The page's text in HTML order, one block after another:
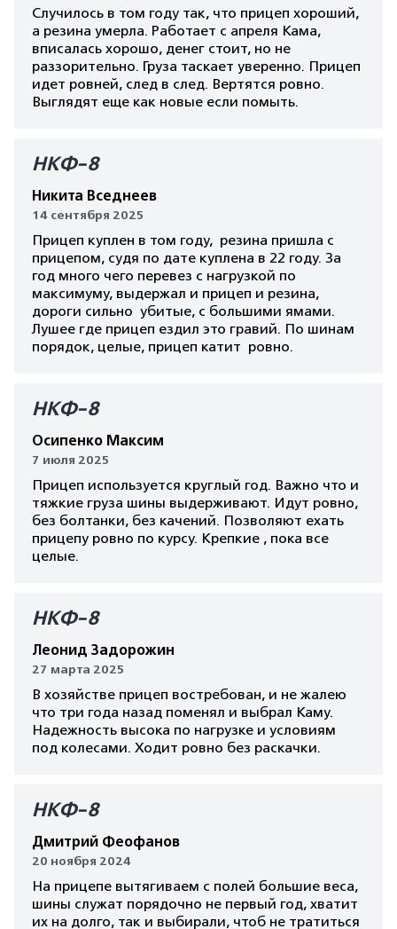
Случилось в том году так, что прицеп хороший,
а резина умерла. Работает с апреля Кама,
вписалась хорошо, денег стоит, но не
раззорительно. Груза таскает уверенно. Прицеп
идет ровней, след в след. Вертятся ровно.
Выглядят еще как новые если помыть.
НКФ-8
Никита Вседнеев
14 сентября 2025
Прицеп куплен в том году, резина пришла с
прицепом, судя по дате куплена в 22 году. За
год много чего перевез с нагрузкой по
максимуму, выдержал и прицеп и резина,
дороги сильно убитые, с большими ямами.
Лушее где прицеп ездил это гравий. По шинам
порядок, целые, прицеп катит ровно.
НКФ-8
Осипенко Максим
7 июля 2025
Прицеп используется круглый год. Важно что и
тяжкие груза шины выдерживают. Идут ровно,
без болтанки, без качений. Позволяют ехать
прицепу ровно по курсу. Крепкие , пока все
целые.
НКФ-8
Леонид Задорожин
27 марта 2025
В хозяйстве прицеп востребован, и не жалею
что три года назад поменял и выбрал Каму.
Надежность высока по нагрузке и условиям
под колесами. Ходит ровно без раскачки.
НКФ-8
Дмитрий Феофанов
20 ноября 2024
На прицепе вытягиваем с полей большие веса,
шины служат порядочно не первый год, хватит
их на долго, так и выбирали, чтоб не тратиться